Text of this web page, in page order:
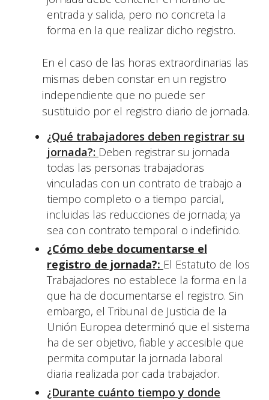
entrada y salida, pero no concreta la
forma en la que realizar dicho registro.
En el caso de las horas extraordinarias las
mismas deben constar en un registro
independiente que no puede ser
sustituido por el registro diario de jornada.
¿Qué trabajadores deben registrar su
jornada?: Deben registrar su jornada
todas las personas trabajadoras
vinculadas con un contrato de trabajo a
tiempo completo o a tiempo parcial,
incluidas las reducciones de jornada; ya
sea con contrato temporal o indefinido.
¿Cómo debe documentarse el
registro de jornada?: El Estatuto de los
Trabajadores no establece la forma en la
que ha de documentarse el registro. Sin
embargo, el Tribunal de Justicia de la
Unión Europea determinó que el sistema
ha de ser objetivo, fiable y accesible que
permita computar la jornada laboral
diaria realizada por cada trabajador.
¿Durante cuánto tiempo y donde